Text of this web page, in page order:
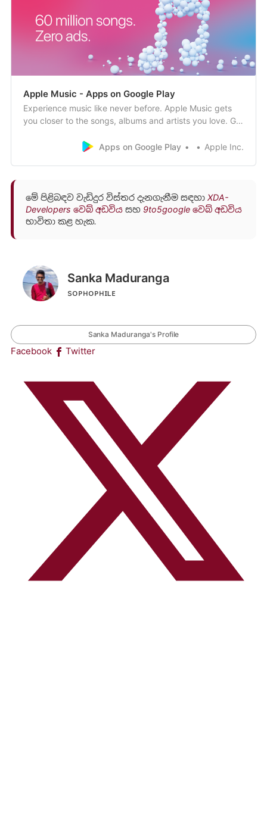
Apple Music - Apps on Google Play
Experience music like never before. Apple Music gets
you closer to the songs, albums and artists you love. Get
music library. All ad-free and available across all your
Apps on Google Play Apple Inc.
මේ පිළිබඳව වැඩිදුර විස්තර දැනගැනීම සඳහා XDA-
Developers වෙබ් අඩවියසහ 9to5google වෙබ් අඩවිය
භාවිතා කළ හැක.
Sanka Maduranga
sᴏᴘʜᴏᴘʜɪʟᴇ
Sanka Maduranga's Profile
Facebook Twitter